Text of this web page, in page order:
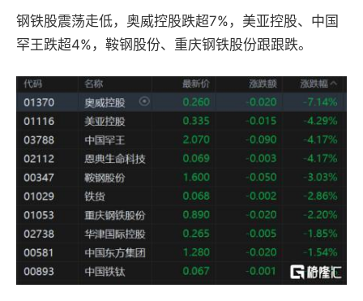
钢铁股震荡走低，奥威控股跌超7%，美亚控股、中国
罕王跌超4%，鞍钢股份、重庆钢铁股份跟跟跌。